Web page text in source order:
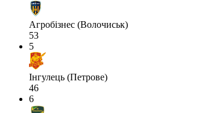
Агробізнес (Волочиськ)
53
5
Інгулець (Петрове)
46
6